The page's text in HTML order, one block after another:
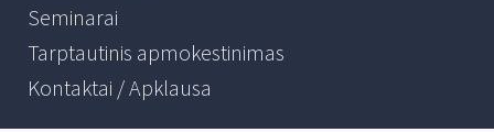
Seminarai
Tarptautinis apmokestinimas
Kontaktai / Apklausa